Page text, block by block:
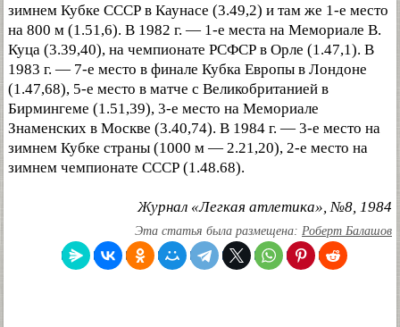
зимнем Кубке СССР в Каунасе (3.49,2) и там же 1-е место
на 800 м (1.51,6). В 1982 г. — 1-е места на Мемориале В.
Куца (3.39,40), на чемпионате РСФСР в Орле (1.47,1). В
1983 г. — 7-е место в финале Кубка Европы в Лондоне
(1.47,68), 5-е место в матче с Великобританией в
Бирмингеме (1.51,39), 3-е место на Мемориале
Знаменских в Москве (3.40,74). В 1984 г. — 3-е место на
зимнем Кубке страны (1000 м — 2.21,20), 2-е место на
зимнем чемпионате СССР (1.48.68).
Журнал «Легкая атлетика», №8, 1984
Эта статья была размещена: Роберт Балашов